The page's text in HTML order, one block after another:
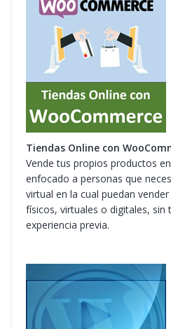
Tiendas Online con
Vende tus propios productos
enfocado a personas que
virtual en la cual puedan
físicos, virtuales o digitales, sin
experiencia previa.